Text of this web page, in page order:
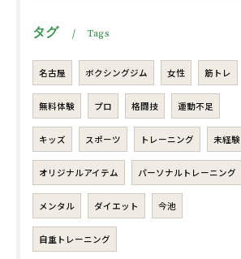
タグ Tags
名古屋 ボクシングジム 女性 筋トレ
無料体験 プロ 格闘技 運動不足
キッズ スポーツ トレーニング 未経験
オリジナルアイテム パーソナルトレーニング
メンタル ダイエット 今池
自重トレーニング